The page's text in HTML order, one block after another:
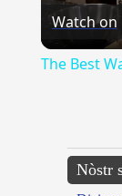
Watch on
The Best
Nòstr